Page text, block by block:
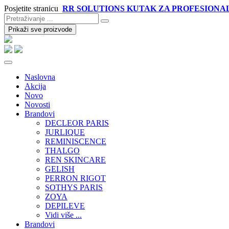
Posjetite stranicu RR SOLUTIONS KUTAK ZA
Prikaži sve proizvode
Naslovna
Akcija
Novo
Novosti
Brandovi
DECLEOR PARIS
JURLIQUE
REMINISCENCE
THALGO
REN SKINCARE
GELISH
PERRON RIGOT
SOTHYS PARIS
ZOYA
DEPILEVE
Vidi više ...
Brandovi